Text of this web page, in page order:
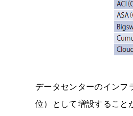
データセンターのインフ
位）として増設すること